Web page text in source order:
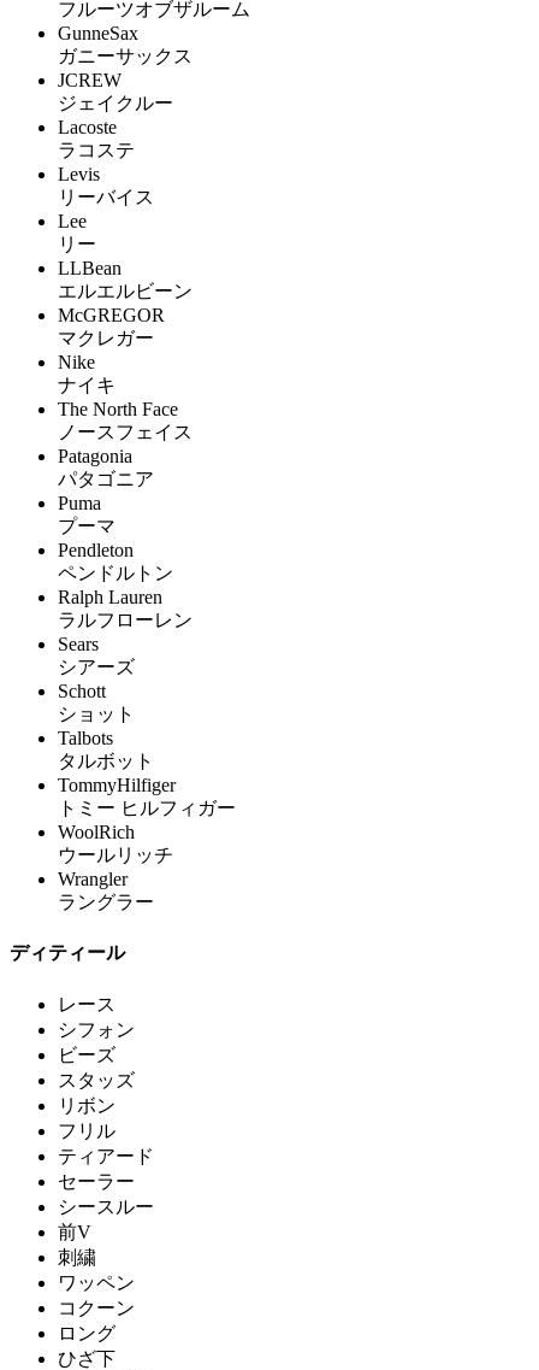
フルーツオブザルーム
GunneSax
ガニーサックス
JCREW
ジェイクルー
Lacoste
ラコステ
Levis
リーバイス
Lee
リー
LLBean
エルエルビーン
McGREGOR
マクレガー
Nike
ナイキ
The North Face
ノースフェイス
Patagonia
パタゴニア
Puma
プーマ
Pendleton
ペンドルトン
Ralph Lauren
ラルフローレン
Sears
シアーズ
Schott
ショット
Talbots
タルボット
TommyHilfiger
トミー ヒルフィガー
WoolRich
ウールリッチ
Wrangler
ラングラー
ディティール
レース
シフォン
ビーズ
スタッズ
リボン
フリル
ティアード
セーラー
シースルー
前V
刺繍
ワッペン
コクーン
ロング
ひざ下